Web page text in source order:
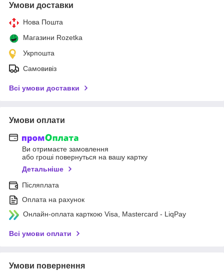
Умови доставки
Нова Пошта
Магазини Rozetka
Укрпошта
Самовивіз
Всі умови доставки
Умови оплати
Ви отримаєте замовлення
або гроші повернуться на вашу картку
Детальніше
Післяплата
Оплата на рахунок
Онлайн-оплата карткою Visa, Mastercard - LiqPay
Всі умови оплати
Умови повернення